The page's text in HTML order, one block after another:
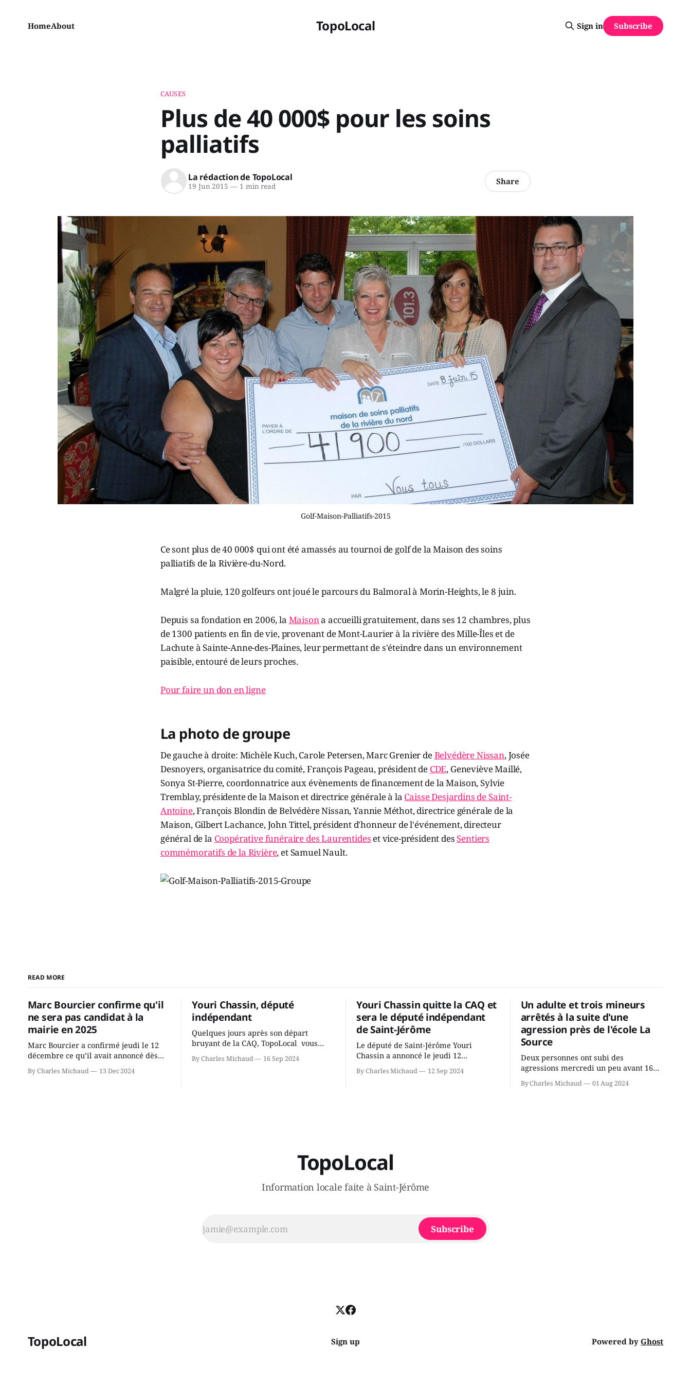
TopoLocal
HomeAbout Sign in Subscribe
CAUSES
Plus de 40 000$ pour les soins
palliatifs
La rédaction de TopoLocal
19 Jun 2015 —1 min read Share
Golf-Maison-Palliatifs-2015
Ce sont plus de 40 000$ qui ont été amassés au tournoi de golf de la Maison des soins
palliatifs de la Rivière-du-Nord.
Malgré la pluie, 120 golfeurs ont joué le parcours du Balmoral à Morin-Heights, le 8 juin.
Depuis sa fondation en 2006, la Maisona accueilli gratuitement, dans ses 12 chambres, plus
de 1300 patients en fin de vie, provenant de Mont-Laurier à la rivière des Mille-Îles et de
Lachute à Sainte-Anne-des-Plaines, leur permettant de s'éteindre dans un environnement
paisible, entouré de leurs proches.
Pour faire un don en ligne
La photo de groupe
De gauche à droite: Michèle Kuch, Carole Petersen, Marc Grenier deBelvédère Nissan, Josée
Desnoyers, organisatrice du comité, François Pageau, président de CDE, Geneviève Maillé,
Sonya St-Pierre, coordonnatrice aux évènements de financement de la Maison, Sylvie
Tremblay, présidente de la Maison et directrice générale à la Caisse Desjardins de Saint-
Antoine, François Blondin de Belvédère Nissan, Yannie Méthot, directrice générale de la
Maison, Gilbert Lachance, John Tittel, président d'honneur de l'événement, directeur
général de la Coopérative funéraire des Laurentides et vice-président desSentiers
commémoratifs de la Rivière, et Samuel Nault.
READ MORE
Marc Bourcier confirme qu'il
ne sera pas candidat à la
mairie en 2025
Marc Bourcier a confirmé jeudi le 12
décembre ce qu’il avait annoncé dès
2021: il ne sollicitera pas de deuxième
mandat à titre de maire de Saint-
By Charles Michaud 13 Dec 2024
Youri Chassin, député
indépendant
Quelques jours après son départ
bruyant de la CAQ, TopoLocal vous
présente une conversation avec Youri
Chassin. Nous avons causé de sa
By Charles Michaud 16 Sep 2024
Youri Chassin quitte la CAQ et
sera le député indépendant
de Saint-Jérôme
Le député de Saint-Jérôme Youri
Chassin a annoncé le jeudi 12
septembre qu'il quitte le caucus de la
Coalition Avenir Québec de François
By Charles Michaud 12 Sep 2024
Un adulte et trois mineurs
arrêtés à la suite d'une
agression près de l'école La
Source
Deux personnes ont subi des
agressions mercredi un peu avant 16h
à proximité de l'école primaire La
Source dans le secteur Bellefeuille de
By Charles Michaud 01 Aug 2024
TopoLocal
Information locale faite à Saint-Jérôme
Subscribe
TopoLocal Sign up Powered byGhost